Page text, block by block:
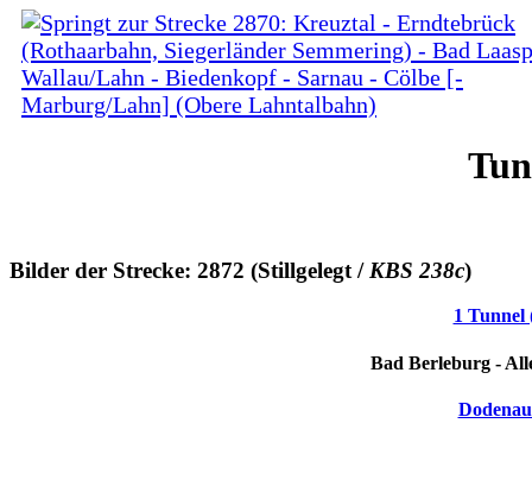
Bilder der Strecke: 2872 (Stillgelegt / KBS 238c)
1 Tunnel
Bad Berleburg -